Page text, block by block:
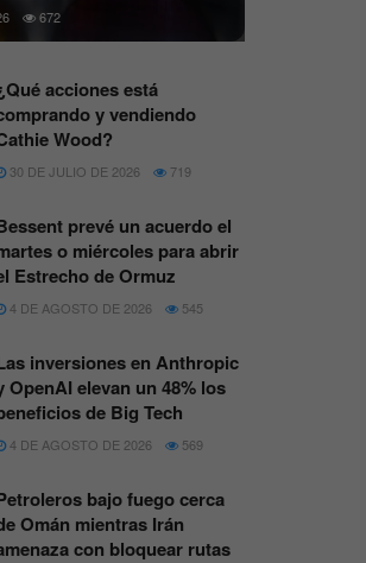
672
acciones está
y vendiendo
Wood?
30 DE JULIO DE 2026 719
prevé un acuerdo el
o miércoles para abrir
Estrecho de Ormuz
4 DE AGOSTO DE 2026 545
inversiones en Anthropic
OpenAI elevan un 48% los
de Big Tech
4 DE AGOSTO DE 2026 569
bajo fuego cerca
Omán mientras Irán
con bloquear rutas